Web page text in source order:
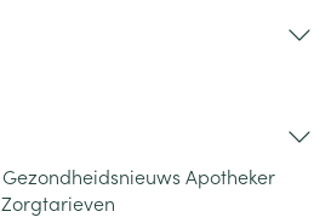
Gezondheidsnieuws Apotheker
Zorgtarieven